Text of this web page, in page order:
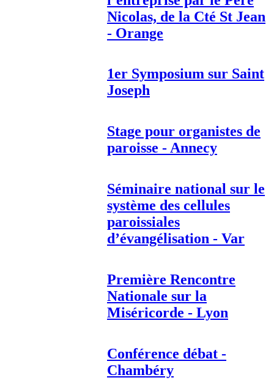
Nicolas, de la Cté St Jean
- Orange
1er Symposium sur Saint
Joseph
Stage pour organistes de
paroisse - Annecy
Séminaire national sur le
système des cellules
paroissiales
d’évangélisation - Var
Première Rencontre
Nationale sur la
Miséricorde - Lyon
Conférence débat -
Chambéry